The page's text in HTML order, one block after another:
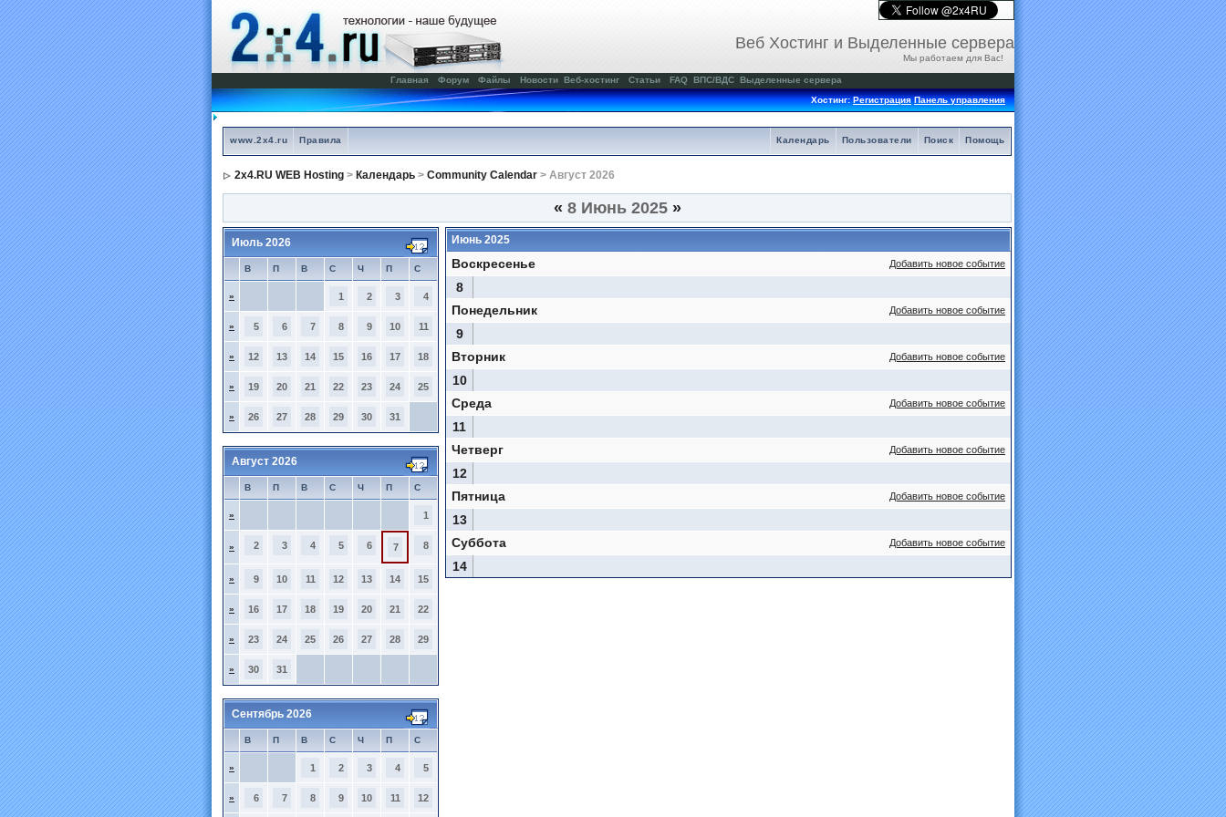
Веб Хостинг и Выделенные сервера
Мы работаем для Вас!
Главная Форум Файлы Новости Веб-хостинг Статьи FAQ ВПС/ВДС Выделенные сервера
Хостинг:Регистрация Панель управления
www.2x4.ru Правила Помощь
Поиск
Пользователи
Календарь
2x4.RU WEB Hosting > Календарь > Community Calendar > Август 2026
« 8 Июнь 2025 »
Июль 2026
В П В С Ч П С
» 1 2 3 4
» 5 6 7 8 9 10 11
» 12 13 14 15 16 17 18
» 19 20 21 22 23 24 25
» 26 27 28 29 30 31
Август 2026
В П В С Ч П С
» 1
» 2 3 4 5 6 7 8
» 9 10 11 12 13 14 15
» 16 17 18 19 20 21 22
» 23 24 25 26 27 28 29
» 30 31
Сентябрь 2026
В П В С Ч П С
» 1 2 3 4 5
» 6 7 8 9 10 11 12
Июнь 2025
Добавить новое событие
Воскресенье
8
Добавить новое событие
Понедельник
9
Добавить новое событие
Вторник
10
Добавить новое событие
Среда
11
Добавить новое событие
Четверг
12
Добавить новое событие
Пятница
13
Добавить новое событие
Суббота
14